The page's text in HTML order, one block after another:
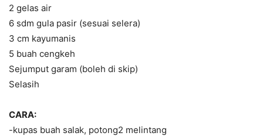
2 gelas air
6 sdm gula pasir (sesuai selera)
3 cm kayumanis
5 buah cengkeh
Sejumput garam (boleh di skip)
Selasih
CARA:
-kupas buah salak, potong2 melintang